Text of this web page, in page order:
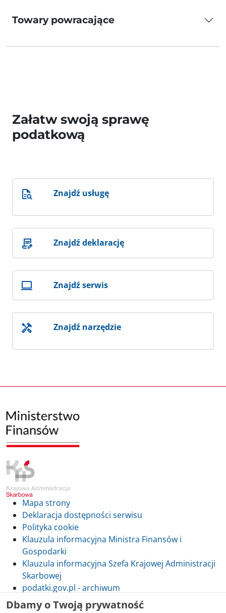
Towary powracające
Załatw swoją sprawę
podatkową
Znajdź usługę
Znajdź deklarację
Znajdź serwis
Znajdź narzędzie
Mapa strony
Deklaracja dostępności serwisu
Polityka cookie
Klauzula informacyjna Ministra Finansów i
Gospodarki
Klauzula informacyjna Szefa Krajowej Administracji
Skarbowej
podatki.gov.pl - archiwum
Dbamy o Twoją prywatność